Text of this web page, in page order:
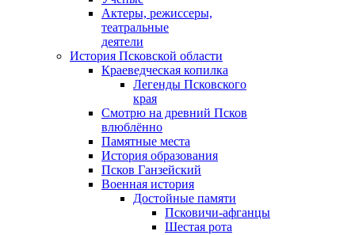
Актеры, режиссеры,
театральные
деятели
История Псковской области
Краеведческая копилка
Легенды Псковского
края
Смотрю на древний Псков
влюблённо
Памятные места
История образования
Псков Ганзейский
Военная история
Достойные памяти
Псковичи-афганцы
Шестая рота